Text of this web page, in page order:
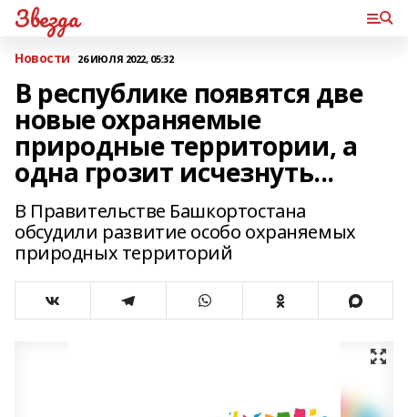
Звезда
Новости 26 ИЮЛЯ 2022, 05:32
В республике появятся две
новые охраняемые
природные территории, а
одна грозит исчезнуть...
В Правительстве Башкортостана
обсудили развитие особо охраняемых
природных территорий